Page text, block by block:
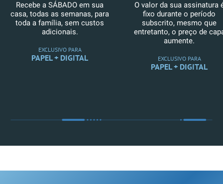
Recebe a SÁBADO em sua
casa, todas as semanas, para
toda a família, sem custos
adicionais.
EXCLUSIVO PARA
PAPEL + DIGITAL
O valor da sua assinatura
fixo durante o período
subscrito, mesmo que
entretanto, o preço de
aumente.
EXCLUSIVO PARA
PAPEL + DIGITAL